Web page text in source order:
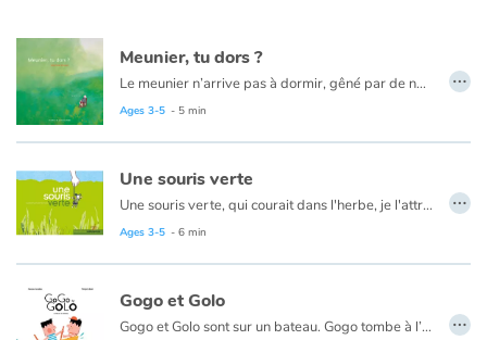
Ecology, nature, seasons
The animals
Travel, epic, investigation, adventure
Around the world
Learning
Meunier, tu dors ?
Le meunier n’arrive pas à dormir, gêné par de nombreux importuns. Pour les chasser, son moulin tournera de plus en plus vite.
Ages 3-5 - 5 min
…
Une souris verte
Une souris verte, qui courait dans l'herbe, je l'attrape par la queue, je la montre à ces messieurs… Une comptine pour les tout-petits.
Ages 3-5 - 6 min
…
Gogo et Golo
Gogo et Golo sont sur un bateau. Gogo tombe à l’eau. Qui reste ? Golo seul sur le bateau cherche Gogo dans les flots, quand surgit un cachalot. Une fantaisie littéraire pleine d’humour et de couleurs. Soyez attentifs, ne perdez pas de vue les personnages ! …